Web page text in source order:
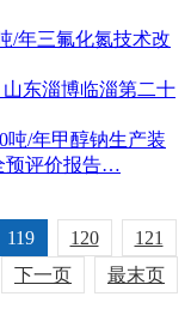
/年三氟化氮技术改
东淄博临淄第二十
吨/年甲醇钠生产装
预评价报告…
119 120
121
下一页 最末页